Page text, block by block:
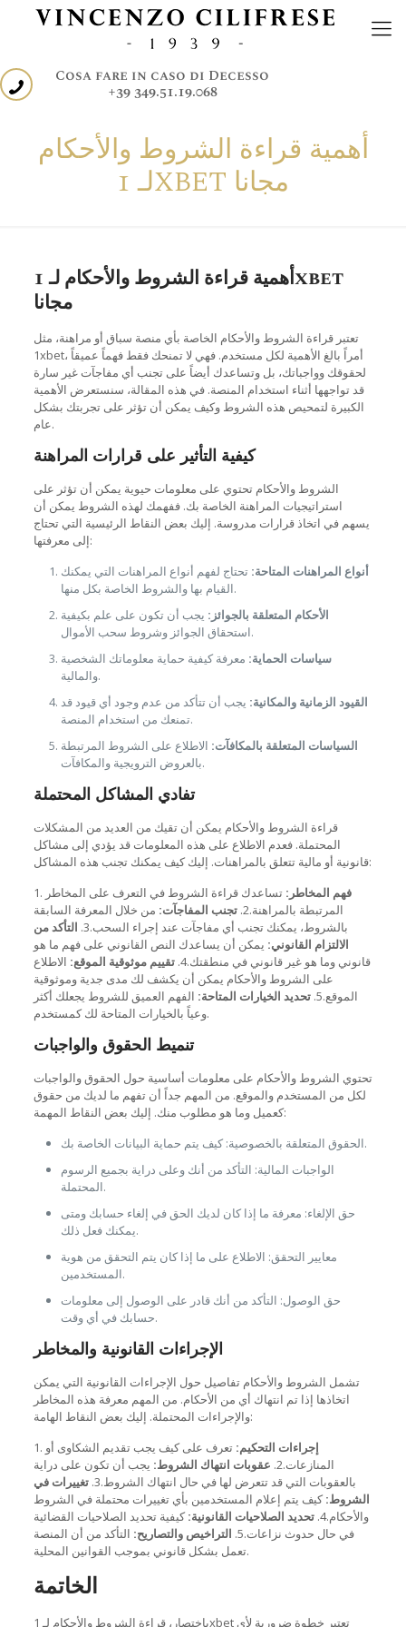
Cosa fare in caso di Decesso
+39 349.51.19.068
أهمية قراءة الشروط والأحكام
لـ 1XBET مجانا
أهمية قراءة الشروط والأحكام لـ 1xbet
مجانا
تعتبر قراءة الشروط والأحكام الخاصة بأي منصة سباق أو مراهنة، مثل
1xbet، أمراً بالغ الأهمية لكل مستخدم. فهي لا تمنحك فقط فهماً عميقاً
لحقوقك وواجباتك، بل وتساعدك أيضاً على تجنب أي مفاجآت غير سارة
قد تواجهها أثناء استخدام المنصة. في هذه المقالة، سنستعرض الأهمية
الكبيرة لتمحيص هذه الشروط وكيف يمكن أن تؤثر على تجربتك بشكل
عام.
كيفية التأثير على قرارات المراهنة
الشروط والأحكام تحتوي على معلومات حيوية يمكن أن تؤثر على
استراتيجيات المراهنة الخاصة بك. ففهمك لهذه الشروط يمكن أن
يسهم في اتخاذ قرارات مدروسة. إليك بعض النقاط الرئيسية التي تحتاج
إلى معرفتها:
أنواع المراهنات المتاحة: تحتاج لفهم أنواع المراهنات التي يمكنك
القيام بها والشروط الخاصة بكل منها.
الأحكام المتعلقة بالجوائز: يجب أن تكون على علم بكيفية
استحقاق الجوائز وشروط سحب الأموال.
سياسات الحماية: معرفة كيفية حماية معلوماتك الشخصية
والمالية.
القيود الزمانية والمكانية: يجب أن تتأكد من عدم وجود أي قيود قد
تمنعك من استخدام المنصة.
السياسات المتعلقة بالمكافآت: الاطلاع على الشروط المرتبطة
بالعروض الترويجية والمكافآت.
تفادي المشاكل المحتملة
قراءة الشروط والأحكام يمكن أن تقيك من العديد من المشكلات
المحتملة. فعدم الاطلاع على هذه المعلومات قد يؤدي إلى مشاكل
قانونية أو مالية تتعلق بالمراهنات. إليك كيف يمكنك تجنب هذه المشاكل:
1.
فهم المخاطر: تساعدك قراءة الشروط في التعرف على المخاطر
المرتبطة بالمراهنة.2.
تجنب المفاجآت: من خلال المعرفة السابقة
بالشروط، يمكنك تجنب أي مفاجآت عند إجراء السحب.3.
التأكد من
الالتزام القانوني: يمكن أن يساعدك النص القانوني على فهم ما هو
قانوني وما هو غير قانوني في منطقتك.4.
تقييم موثوقية الموقع: الاطلاع
على الشروط والأحكام يمكن أن يكشف لك مدى جدية وموثوقية
الموقع.5.
تحديد الخيارات المتاحة: الفهم العميق للشروط يجعلك أكثر
وعياً بالخيارات المتاحة لك كمستخدم.
تنميط الحقوق والواجبات
تحتوي الشروط والأحكام على معلومات أساسية حول الحقوق والواجبات
لكل من المستخدم والموقع. من المهم جداً أن تفهم ما لديك من حقوق
كعميل وما هو مطلوب منك. إليك بعض النقاط المهمة:
الحقوق المتعلقة بالخصوصية: كيف يتم حماية البيانات الخاصة بك.
الواجبات المالية: التأكد من أنك وعلى دراية بجميع الرسوم
المحتملة.
حق الإلغاء: معرفة ما إذا كان لديك الحق في إلغاء حسابك ومتى
يمكنك فعل ذلك.
معايير التحقق: الاطلاع على ما إذا كان يتم التحقق من هوية
المستخدمين.
حق الوصول: التأكد من أنك قادر على الوصول إلى معلومات
حسابك في أي وقت.
الإجراءات القانونية والمخاطر
تشمل الشروط والأحكام تفاصيل حول الإجراءات القانونية التي يمكن
اتخاذها إذا تم انتهاك أي من الأحكام. من المهم معرفة هذه المخاطر
والإجراءات المحتملة. إليك بعض النقاط الهامة:
1.
إجراءات التحكيم: تعرف على كيف يجب تقديم الشكاوى أو
المنازعات.2.
عقوبات انتهاك الشروط: يجب أن تكون على دراية
بالعقوبات التي قد تتعرض لها في حال انتهاك الشروط.3.
تغييرات في
الشروط:كيف يتم إعلام المستخدمين بأي تغييرات محتملة في الشروط
والأحكام.4.
تحديد الصلاحيات القانونية:كيفية تحديد الصلاحيات القضائية
في حال حدوث نزاعات.5.
التراخيص والتصاريح: التأكد من أن المنصة
تعمل بشكل قانوني بموجب القوانين المحلية.
الخاتمة
باختصار، قراءة الشروط والأحكام لـ 1xbet تعتبر خطوة ضرورية لأي